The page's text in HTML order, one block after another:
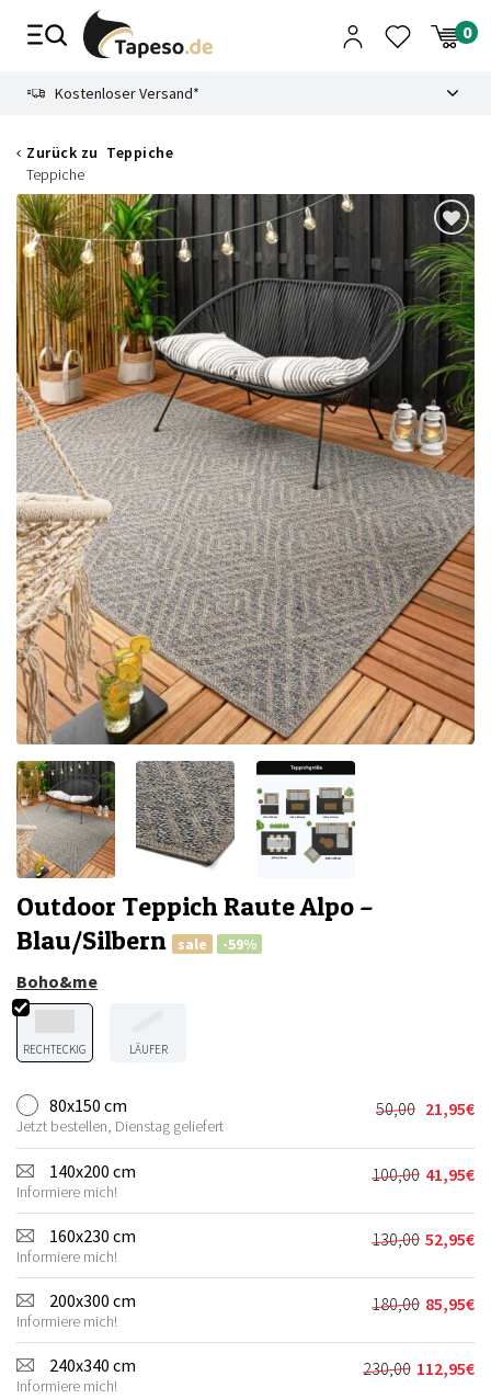
Zusammenbruch
Kostenloser Versand*
Zurück zu Teppiche
Teppiche
Outdoor Teppich Raute Alpo –
Blau/Silbern
sale -59%
Boho&me
RECHTECKIG LÄUFER
80x150 cm
Jetzt bestellen, Dienstag geliefert
50,00
Preis
war:
50,00€
21,95€
Aktueller
Preis
ist:
21,95€.
140x200 cm
Informiere mich!
100,00
Preis
war:
100,00€
41,95€
Aktueller
Preis
ist:
41,95€.
160x230 cm
Informiere mich!
130,00
Preis
war:
130,00€
52,95€
Aktueller
Preis
ist:
52,95€.
200x300 cm
Informiere mich!
180,00
Preis
war:
180,00€
85,95€
Aktueller
Preis
ist:
85,95€.
240x340 cm
Informiere mich!
230,00 112,95€
Aktueller